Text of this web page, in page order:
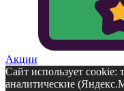
Акции
Сайт использует cookie:
аналитические